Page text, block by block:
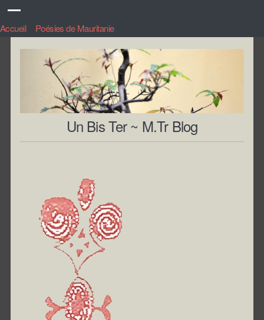
Accueil> Poésies de Mauritanie>
Un Bis Ter ~ M.Tr Blog